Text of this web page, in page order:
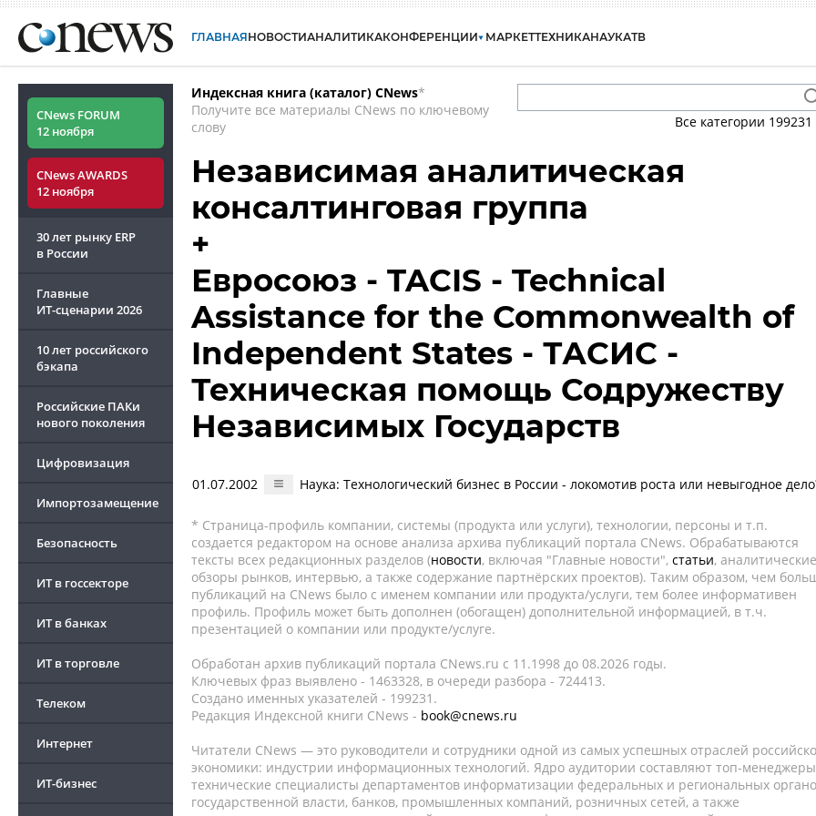
ГЛАВНАЯНОВОСТИАНАЛИТИКАКОНФЕРЕНЦИИ МАРКЕТТЕХНИКАНАУКАТВ
CNews FORUM
12 ноября
CNews AWARDS
12 ноября
30 лет рынку ERP
в России
Главные
ИТ-сценарии 2026
10 лет российского
бэкапа
Российские ПАКи
нового поколения
Цифровизация
Импортозамещение
Безопасность
ИТ в госсекторе
ИТ в банках
ИТ в торговле
Телеком
Интернет
ИТ-бизнес
Индексная книга (каталог) CNews*
Получите все материалы CNews по ключевому
слову
Все категории 199231
Независимая аналитическая
консалтинговая группа
+
Евросоюз - TACIS - Technical
Assistance for the Commonwealth of
Independent States - ТАСИС -
Техническая помощь Содружеству
Независимых Государств
01.07.2002 Наука: Технологический бизнес в России - локомотив роста или невыгодное
* Страница-профиль компании, системы (продукта или услуги), технологии, персоны и т.п.
создается редактором на основе анализа архива публикаций портала CNews. Обрабатываются
тексты всех редакционных разделов (новости, включая "Главные новости", статьи, аналитические
обзоры рынков, интервью, а также содержание партнёрских проектов). Таким образом, чем
публикаций на CNews было с именем компании или продукта/услуги, тем более информативен
профиль. Профиль может быть дополнен (обогащен) дополнительной информацией, в т.ч.
презентацией о компании или продукте/услуге.
Обработан архив публикаций портала CNews.ru c 11.1998 до 08.2026 годы.
Ключевых фраз выявлено - 1463328, в очереди разбора - 724413.
Создано именных указателей - 199231.
Редакция Индексной книги CNews - book@cnews.ru
Читатели CNews — это руководители и сотрудники одной из самых успешных отраслей
экономики: индустрии информационных технологий. Ядро аудитории составляют топ-
технические специалисты департаментов информатизации федеральных и региональных
государственной власти, банков, промышленных компаний, розничных сетей, а также